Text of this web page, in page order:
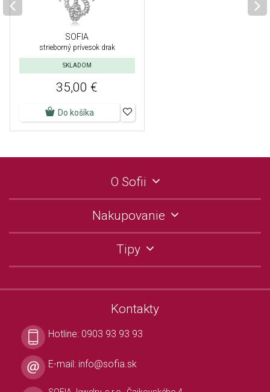
SOFIA
strieborný prívesok drak
SKLADOM
35,00 €
Do košíka
O Sofii
Nakupovanie
Tipy
Kontakty
Hotline: 0903 93 93 93
E-mail: info@sofia.sk